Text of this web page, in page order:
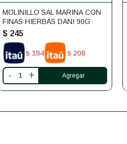
MOLINILLO SAL MARINA CON
FINAS HIERBAS DANI 90G
$ 245
$ 184 $ 208
- +